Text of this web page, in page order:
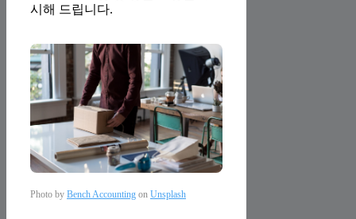
시해 드립니다.
Photo by Bench Accounting on Unsplash